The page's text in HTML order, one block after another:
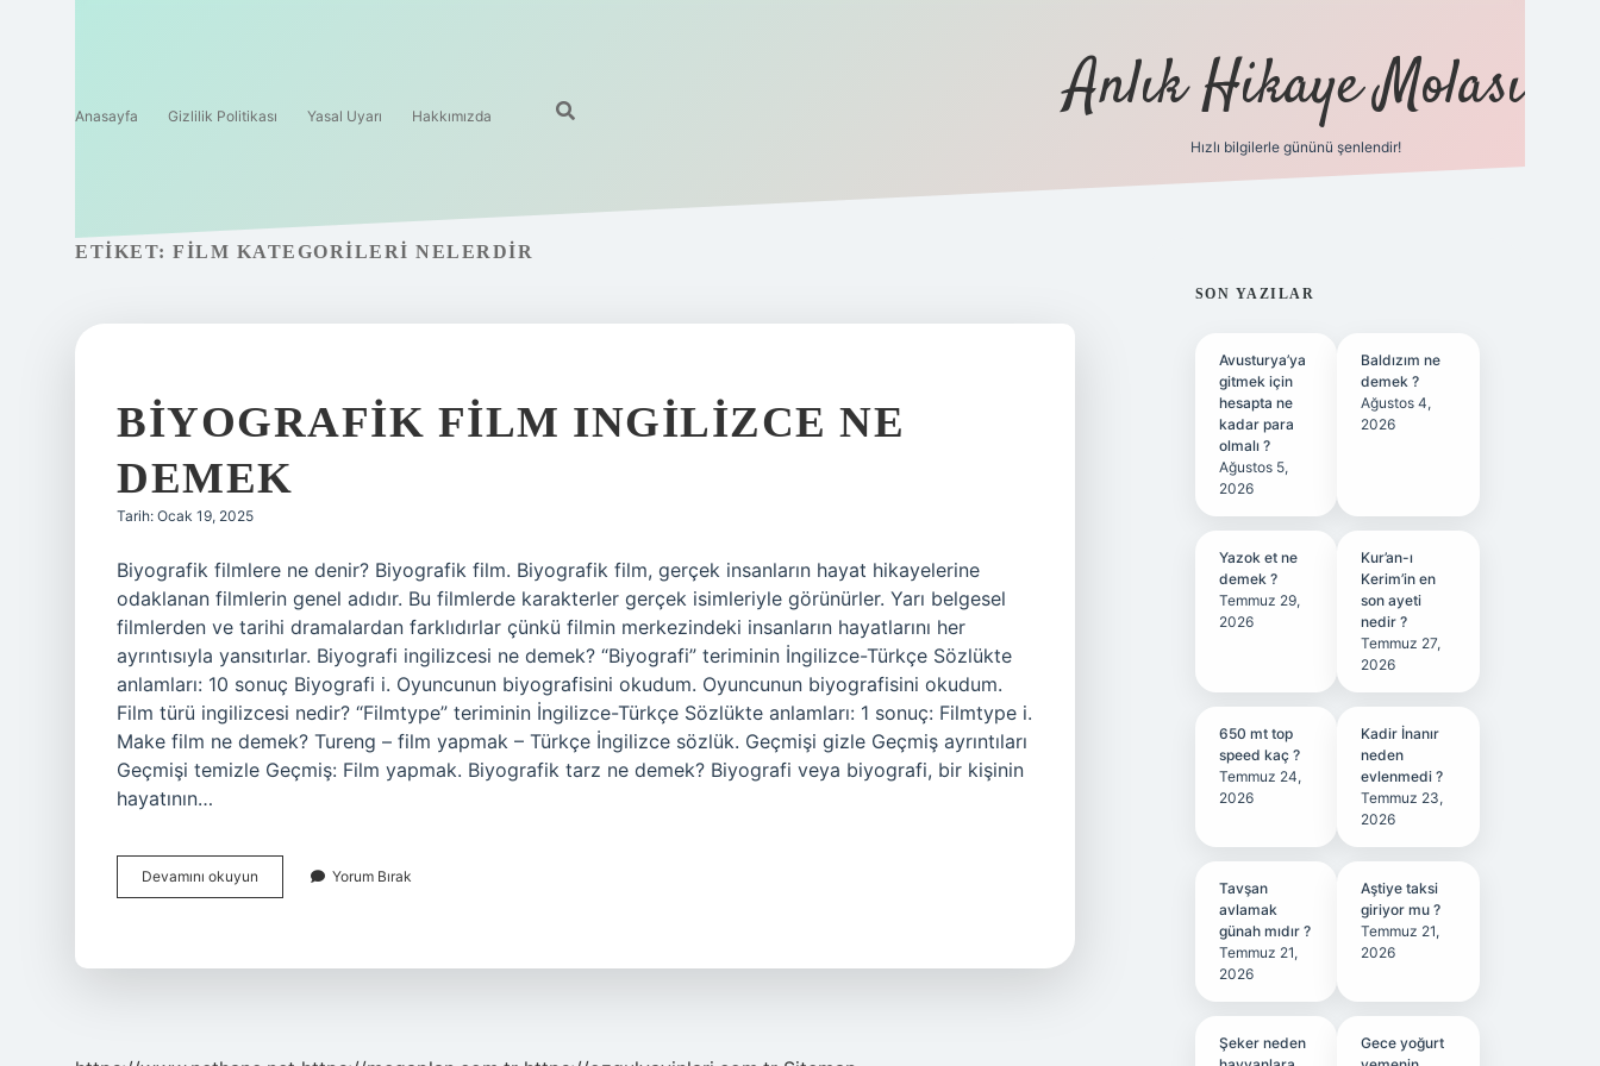
Anasayfa Gizlilik Politikası Yasal Uyarı Hakkımızda Anlık Hikaye Molası
Hızlı bilgilerle gününü şenlendir!
ETIKET: FILM KATEGORILERI NELERDIR
BIYOGRAFIK FILM INGILIZCE NE
DEMEK
Tarih: Ocak 19, 2025
Biyografik filmlere ne denir? Biyografik film. Biyografik film, gerçek insanların hayat hikayelerine
odaklanan filmlerin genel adıdır. Bu filmlerde karakterler gerçek isimleriyle görünürler. Yarı belgesel
filmlerden ve tarihi dramalardan farklıdırlar çünkü filmin merkezindeki insanların hayatlarını her
ayrıntısıyla yansıtırlar. Biyografi ingilizcesi ne demek? “Biyografi” teriminin İngilizce-Türkçe Sözlükte
anlamları: 10 sonuç Biyografi i. Oyuncunun biyografisini okudum. Oyuncunun biyografisini okudum.
Film türü ingilizcesi nedir? “Filmtype” teriminin İngilizce-Türkçe Sözlükte anlamları: 1 sonuç: Filmtype i.
Make film ne demek? Tureng – film yapmak – Türkçe İngilizce sözlük. Geçmişi gizle Geçmiş ayrıntıları
Geçmişi temizle Geçmiş: Film yapmak. Biyografik tarz ne demek? Biyografi veya biyografi, bir kişinin
hayatının…
Devamını okuyun Biyografik
Film
Yorum Bırak
SIDEBAR
SON YAZILAR
Avusturya’ya
gitmek için
hesapta ne
kadar para
olmalı ?
Ağustos 5,
2026
Baldızım ne
demek ?
Ağustos 4,
2026
Yazok et ne
demek ?
Temmuz 29,
2026
Kur’an-ı
Kerim’in en
son ayeti
nedir ?
Temmuz 27,
2026
650 mt top
speed kaç ?
Temmuz 24,
2026
Kadir İnanır
neden
evlenmedi ?
Temmuz 23,
2026
Tavşan
avlamak
günah mıdır ?
Temmuz 21,
2026
Aştiye taksi
giriyor mu ?
Temmuz 21,
2026
Şeker neden
Gece yoğurt